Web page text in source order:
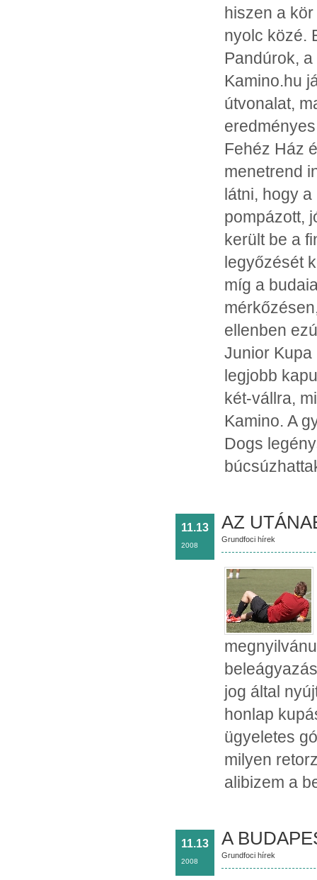
hiszen a
nyolc közé.
Pandúrok,
Kamino.hu
útvonalat,
Fehéz Ház
menetrend
látni, hogy
pompázott,
került be a
legyőzését
míg a
ellenben
Junior Kupa
legjobb
két-vállra,
Kamino. A
Dogs
11.13
2008
AZ
Grundfoci hírek
jog által
honlap
ügyeletes
milyen
alibizem a
11.13
2008
A
Grundfoci hírek